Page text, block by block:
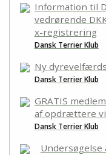
Information til
vedrørende
x-registrering
Dansk Terrier Klub
Ny
Dansk Terrier Klub
GRATIS
af opdrættere
Dansk Terrier Klub